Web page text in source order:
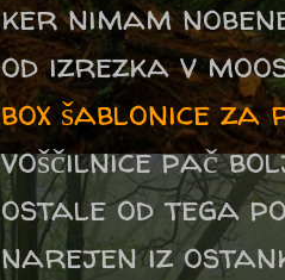
ker nimam
od izrezka v
box šablonice za
voščilnice pač
ostale od tega
narejen iz